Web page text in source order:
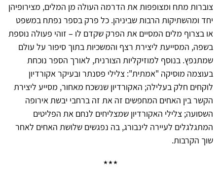
צוברות מתח ומצופפות את הדרמה העולה מן המלים, מצירופיהן
יחד ומהשתיקות הרבות שביניהן. כל פרק בספר נפתח במשפט
או בצרוף מלים המסיים את הפרק שקדם לו – זוהי פעולה נוספת
בשפה, המסייעת ליצירת רצף והמשכיות בתוך סיפור על עולם
שמתנפץ. בנוסף למוזיקליות הצורנית, לאורך הספר נוכחת
בעוצמה מוסיקה "אמתית": צלילי פסנתר ובעיקר אקורדיון
לוקחים חלק בעלילה; האקורדיון שנשכח מאחור, מסייע ליצירת
הקשר בין האחים המחפשים זה את זה ברחבי יבשת אירופה
השסועה; צלילי האקורדיון שמצליחים לנחם את הפליטים
המתגלגלים לעיירה לינבורג, בה נפגשים שלושת האחים לאחר
שוך הקרבות.
***